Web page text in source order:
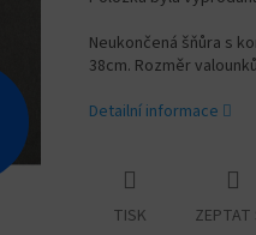
Neukončená šňůra s
38cm. Rozměr
Detailní informace
TISK ZEPTAT